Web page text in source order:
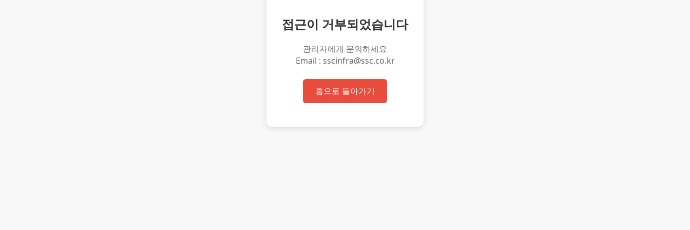
접근이 거부되었습니다
관리자에게 문의하세요
Email : sscinfra@ssc.co.kr
홈으로 돌아가기